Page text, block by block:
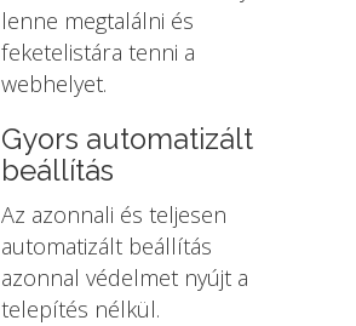
lenne megtalálni és
feketelistára tenni a
webhelyet.
Gyors automatizált
beállítás
Az azonnali és teljesen
automatizált beállítás
azonnal védelmet nyújt a
telepítés nélkül.